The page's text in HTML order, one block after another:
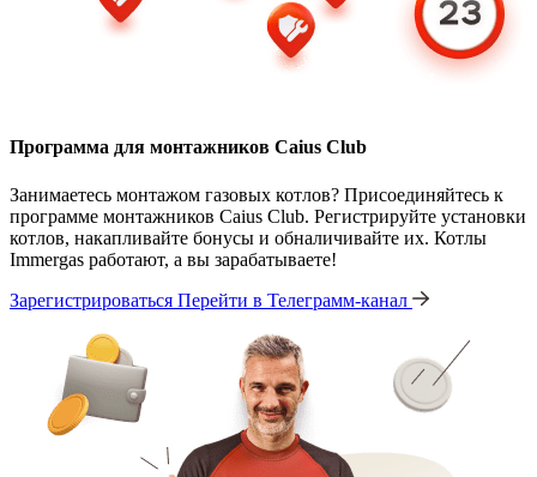
Программа для монтажников Caius Club
Занимаетесь монтажом газовых котлов? Присоединяйтесь к
программе монтажников Caius Club. Регистрируйте установки
котлов, накапливайте бонусы и обналичивайте их. Котлы
Immergas работают, а вы зарабатываете!
Зарегистрироваться Перейти в Телеграмм-канал